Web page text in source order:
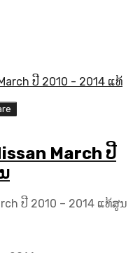
March ປີ​
ປີ​ 2010 – 2014 ແທ້ສູນ